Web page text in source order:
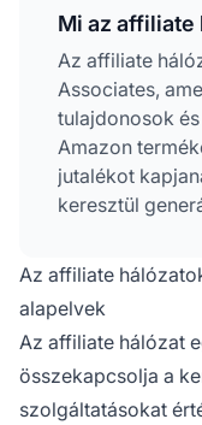
Mi az affiliate
Az affiliate
Associates,
tulajdonosok
Amazon
jutalékot
keresztül
Network és
eltérő
Az affiliate
alapelvek
Az affiliate hálózat
összekapcsolja a
szolgáltatásokat